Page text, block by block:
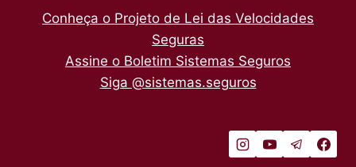
Conheça o Projeto de Lei das Velocidades
Seguras
Assine o Boletim Sistemas Seguros
Siga @sistemas.seguros